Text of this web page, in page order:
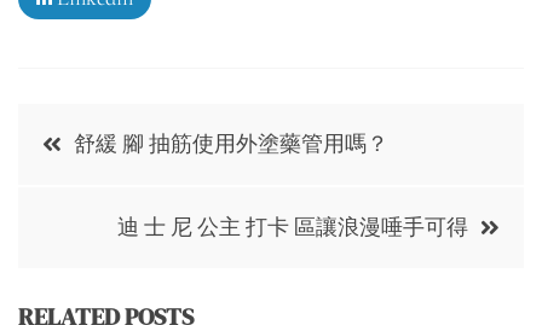
Post 舒緩 腳 抽筋使用外塗藥管用嗎？
迪 士 尼 公主 打卡 區讓浪漫唾手可得
RELATED POSTS